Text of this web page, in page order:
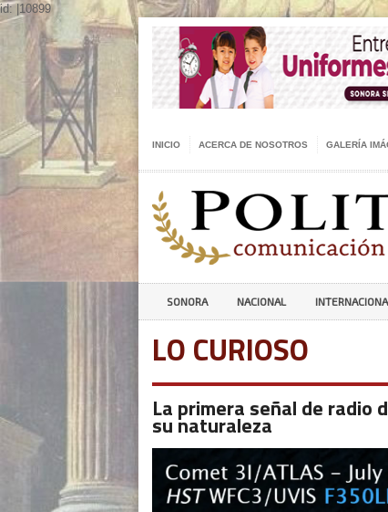
id: |10899
INICIO ACERCA DE NOSOTROS GALERÍA
SONORA NACIONAL
LO CURIOSO
La primera señal de
su naturaleza